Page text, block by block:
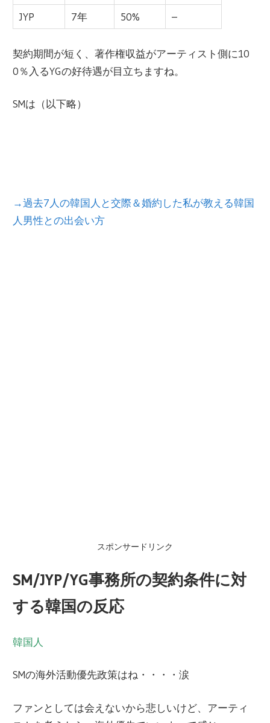
JYP
7年 50% –
契約期間が短く、著作権収益がアーティスト側に10
0％入るYGの好待遇が目立ちますね。
SMは（以下略）
→過去7人の韓国人と交際＆婚約した私が教える韓国
人男性との出会い方
スポンサードリンク
SM/JYP/YG事務所の契約条件に対
する韓国の反応
韓国人
SMの海外活動優先政策はね・・・・涙
ファンとしては会えないから悲しいけど、アーティ